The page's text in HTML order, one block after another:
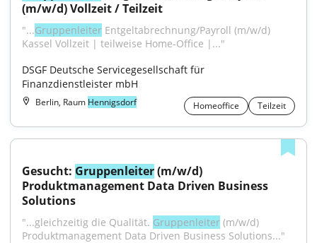
(m/w/d) Vollzeit / Teilzeit
"...Gruppenleiter Entgeltabrechnung/Payroll (m/w/d)
Kassel Vollzeit | teilweise Home-Office |..."
DSGF Deutsche Servicegesellschaft für
Finanzdienstleister mbH
Berlin, Raum Hennigsdorf Homeoffice Teilzeit
Gesucht: Gruppenleiter (m/w/d)
Produktmanagement Data Driven Business
Solutions
"...gleichzeitig die Qualität. Gruppenleiter (m/w/d)
Produktmanagement Data Driven Business Solutions..."